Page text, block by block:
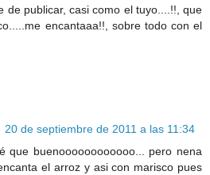
de publicar, casi como el tuyo....!!, que
encantaaa!!, sobre todo con el
20 de septiembre de 2011 a las 11:34
que buenoooooooooooo... pero nena
el arroz y asi con marisco pues